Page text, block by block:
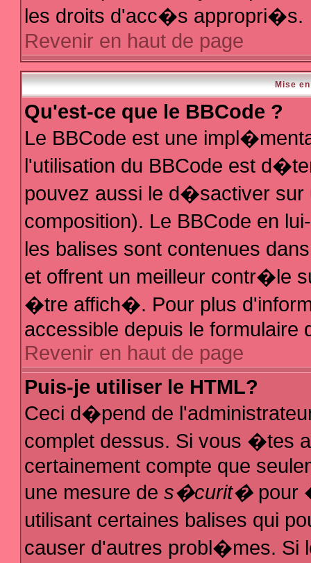
les droits d'acc�s appropri�s.
Revenir en haut de page
Mise
Qu'est-ce que le BBCode ?
Le BBCode est une
l'utilisation du BBCode est
pouvez aussi le d�sactiver sur
composition). Le BBCode en
les balises sont contenues
et offrent un meilleur contr�le
�tre affich�. Pour plus
accessible depuis le formulaire
Revenir en haut de page
Puis-je utiliser le HTML?
Ceci d�pend de
complet dessus. Si vous �tes
certainement compte que
une mesure de s�curit�pour
utilisant certaines balises qui
causer d'autres probl�mes. Si